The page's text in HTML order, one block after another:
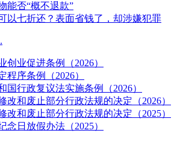
能否“概不退款”
以七折还？表面省钱了，却涉嫌犯罪
创业促进条例（2026）
程序条例（2026）
国行政复议法实施条例（2026）
改和废止部分行政法规的决定（2026）
改和废止部分行政法规的决定（2025）
念日放假办法（2025）